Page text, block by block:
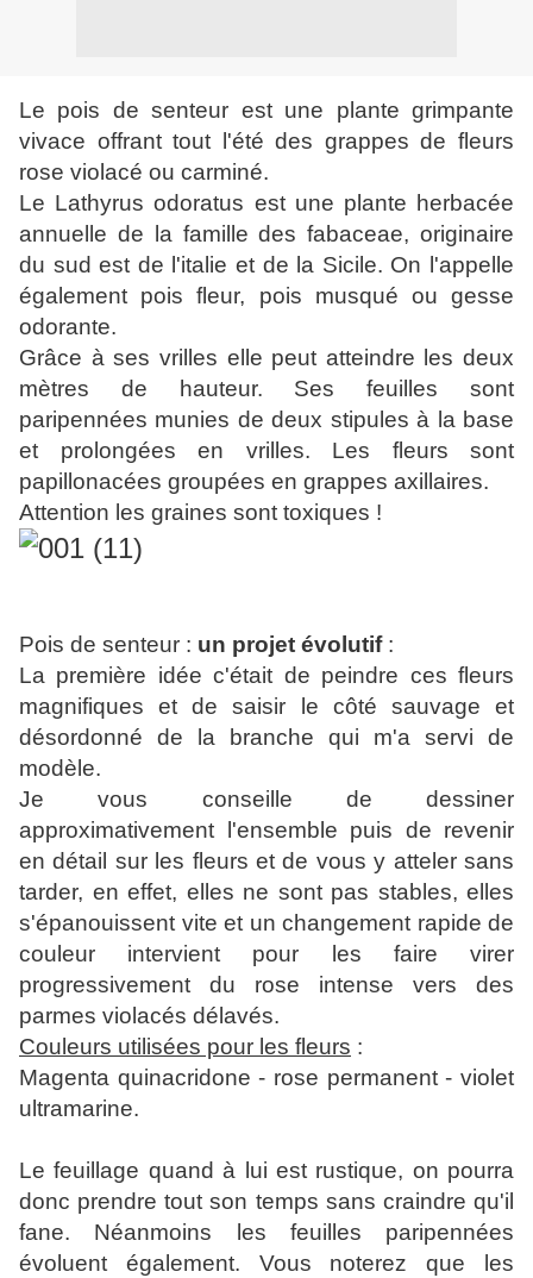
Le pois de senteur est une plante grimpante
vivace offrant tout l'été des grappes de fleurs
rose violacé ou carminé.
Le Lathyrus odoratus est une plante herbacée
annuelle de la famille des fabaceae, originaire
du sud est de l'italie et de la Sicile. On l'appelle
également pois fleur, pois musqué ou gesse
odorante.
Grâce à ses vrilles elle peut atteindre les deux
mètres de hauteur. Ses feuilles sont
paripennées munies de deux stipules à la base
et prolongées en vrilles. Les fleurs sont
papillonacées groupées en grappes axillaires.
Attention les graines sont toxiques !
Pois de senteur : un projet évolutif:
La première idée c'était de peindre ces fleurs
magnifiques et de saisir le côté sauvage et
désordonné de la branche qui m'a servi de
modèle.
Je vous conseille de dessiner
approximativement l'ensemble puis de revenir
en détail sur les fleurs et de vous y atteler sans
tarder, en effet, elles ne sont pas stables, elles
s'épanouissent vite et un changement rapide de
couleur intervient pour les faire virer
progressivement du rose intense vers des
parmes violacés délavés.
Couleurs utilisées pour les fleurs :
Magenta quinacridone - rose permanent - violet
ultramarine.
Le feuillage quand à lui est rustique, on pourra
donc prendre tout son temps sans craindre qu'il
fane. Néanmoins les feuilles paripennées
évoluent également. Vous noterez que les